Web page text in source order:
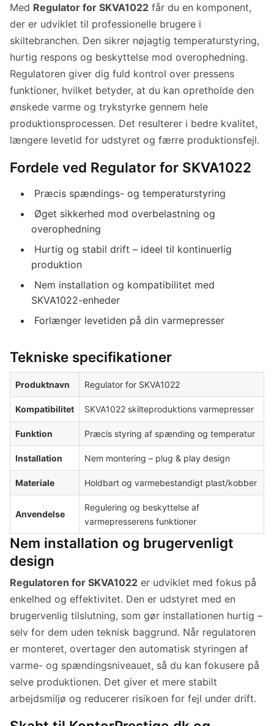
Med Regulator for SKVA1022 får du en komponent,
der er udviklet til professionelle brugere i
skiltebranchen. Den sikrer nøjagtig temperaturstyring,
hurtig respons og beskyttelse mod overophedning.
Regulatoren giver dig fuld kontrol over pressens
funktioner, hvilket betyder, at du kan opretholde den
ønskede varme og trykstyrke gennem hele
produktionsprocessen. Det resulterer i bedre kvalitet,
længere levetid for udstyret og færre produktionsfejl.
Fordele ved Regulator for SKVA1022
️ Præcis spændings- og temperaturstyring
️ Øget sikkerhed mod overbelastning og
overophedning
️ Hurtig og stabil drift – ideel til kontinuerlig
produktion
️ Nem installation og kompatibilitet med
SKVA1022-enheder
️ Forlænger levetiden på din varmepresser
Tekniske specifikationer
Produktnavn Regulator for SKVA1022
Kompatibilitet SKVA1022 skilteproduktions varmepresser
Funktion Præcis styring af spænding og temperatur
Installation Nem montering – plug & play design
Materiale Holdbart og varmebestandigt plast/kobber
Anvendelse
Regulering og beskyttelse af
varmepresserens funktioner
Nem installation og brugervenligt
design
Regulatoren for SKVA1022 er udviklet med fokus på
enkelhed og effektivitet. Den er udstyret med en
brugervenlig tilslutning, som gør installationen hurtig –
selv for dem uden teknisk baggrund. Når regulatoren
er monteret, overtager den automatisk styringen af
varme- og spændingsniveauet, så du kan fokusere på
selve produktionen. Det giver et mere stabilt
arbejdsmiljø og reducerer risikoen for fejl under drift.